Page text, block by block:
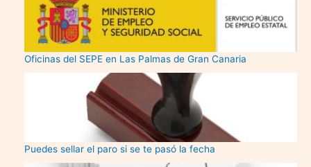
Oficinas del SEPE en Las Palmas de Gran Canaria
Puedes sellar el paro si se te pasó la fecha